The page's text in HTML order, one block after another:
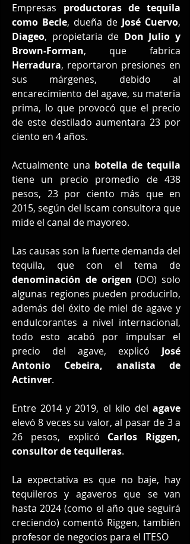
Empresas productoras de tequila
como Becle, dueña de José Cuervo
Diageo, propietaria de Don Julio y
Brown-Forman
Herradura, reportaron presiones en
sus márgenes, debido al
encarecimiento del agave, su materia
prima, lo que provocó que el precio
de este destilado aumentara 23 por
ciento en 4 años.
Actualmente una
tiene un precio promedio de 438
pesos, 23 por ciento más que en
2015, según del Iscam consultora que
mide el canal de mayoreo.
Las causas son la fuerte demanda del
denominación de origen (DO) solo
algunas regiones pueden producirlo,
además del éxito de miel de agave y
endulcorantes a nivel internacional,
todo esto acabó por impulsar el
precio del agave, explicó José
Antonio Cebeira, analista de
Actinver.
Entre 2014 y 2019, el kilo del
elevó 8 veces su valor, al pasar de 3 a
26 pesos, explicó Carlos Riggen,
consultor de tequileras.
La expectativa es que no baje, hay
tequileros y agaveros que se van
hasta 2024 (como el año que seguirá
creciendo) comentó Riggen, también
profesor de negocios para el ITESO